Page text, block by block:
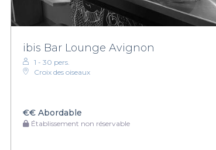
ibis Bar Lounge Avignon
1 - 30 pers.
Croix des oiseaux
€€ Abordable
Établissement non réservable